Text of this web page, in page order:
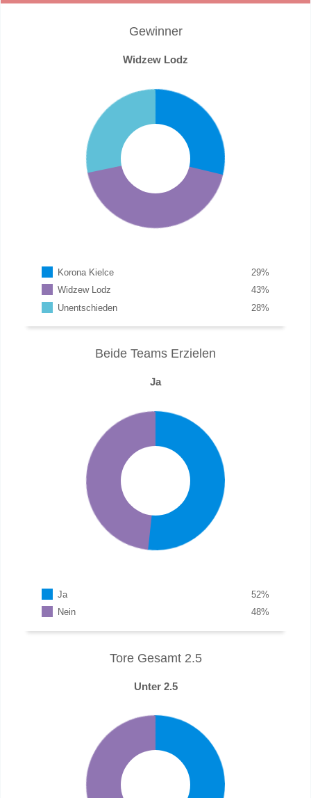
Gewinner
Widzew Lodz
Korona Kielce %
29
Widzew Lodz
%
43
Unentschieden
%
28
Beide Teams Erzielen
Ja
Ja %
52
Nein
%
48
Tore Gesamt 2.5
Unter 2.5